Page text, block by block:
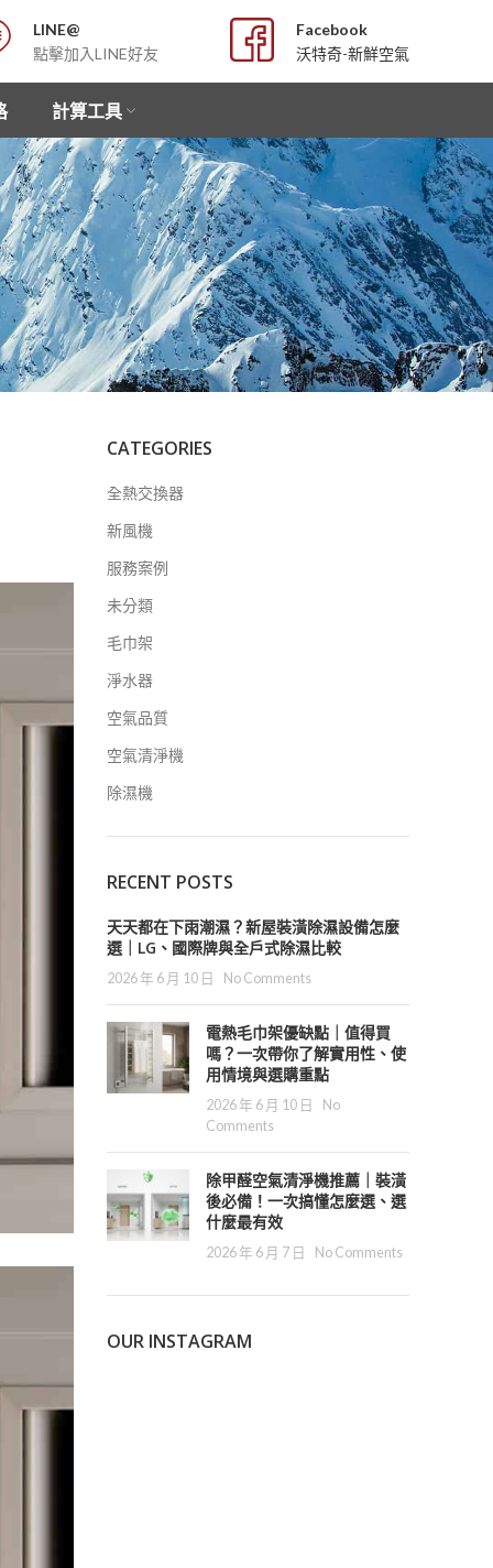
LINE@
點擊加入LINE好友
Facebook
沃特奇-新鮮空氣
計算工具
CATEGORIES
全熱交換器
新風機
服務案例
未分類
毛巾架
淨水器
空氣品質
空氣清淨機
除濕機
RECENT POSTS
天天都在下雨潮濕？新屋裝潢除濕設備怎麼
選｜LG、國際牌與全戶式除濕比較
2026 年 6 月 10 日 No Comments
電熱毛巾架優缺點｜值得買
嗎？一次帶你了解實用性、使
用情境與選購重點
2026 年 6 月 10 日
No
Comments
除甲醛空氣清淨機推薦｜裝潢
後必備！一次搞懂怎麼選、選
什麼最有效
2026 年 6 月 7 日 No Comments
OUR INSTAGRAM